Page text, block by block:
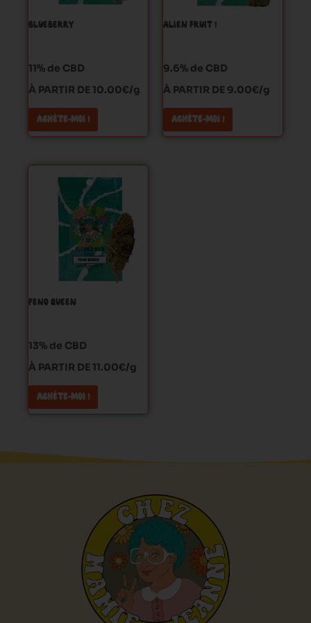
BLUEBERRY
11% de CBD
À PARTIR DE 10.00€/g
ACHÈTE-MOI !
page
produit
ALIEN FRUIT !
9.6% de CBD
À PARTIR DE 9.00€/g
ACHÈTE-MOI !
page
produit
FENO QUEEN
13% de CBD
À PARTIR DE 11.00€/g
ACHÈTE-MOI !
produit
a
plusieurs
variations.
Les
options
page
produit